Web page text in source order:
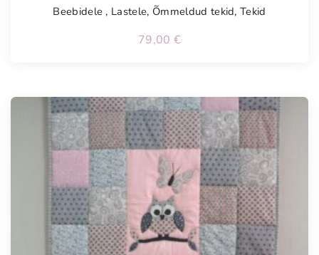
Beebidele , Lastele, Õmmeldud tekid,Tekid
79,00 €